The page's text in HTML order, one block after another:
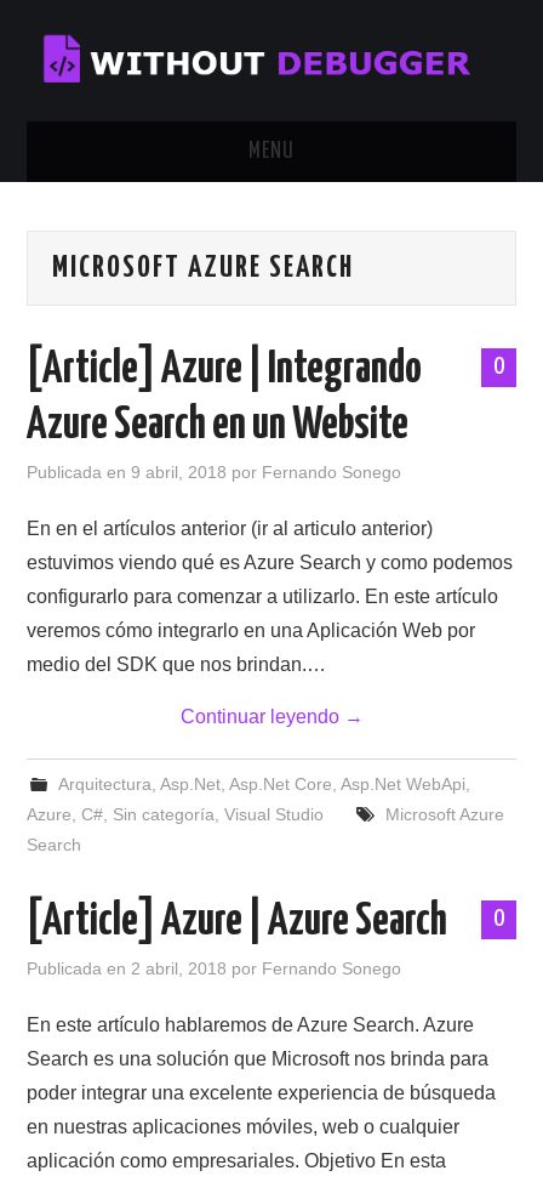
MENU
TUTORIALES
CONTÁCTAME
MICROSOFT AZURE SEARCH
0
[Article] Azure | Integrando
Azure Search en un Website
Publicada en9 abril, 2018 por Fernando Sonego
En en el artículos anterior (ir al articulo anterior)
estuvimos viendo qué es Azure Search y como podemos
configurarlo para comenzar a utilizarlo. En este artículo
veremos cómo integrarlo en una Aplicación Web por
medio del SDK que nos brindan.…
Continuar leyendo →
Arquitectura, Asp.Net, Asp.Net Core, Asp.Net WebApi,
Azure,C#, Sin categoría,Visual Studio
Microsoft Azure
Search
0
[Article] Azure | Azure Search
Publicada en2 abril, 2018 por Fernando Sonego
En este artículo hablaremos de Azure Search. Azure
Search es una solución que Microsoft nos brinda para
poder integrar una excelente experiencia de búsqueda
en nuestras aplicaciones móviles, web o cualquier
aplicación como empresariales. Objetivo En esta